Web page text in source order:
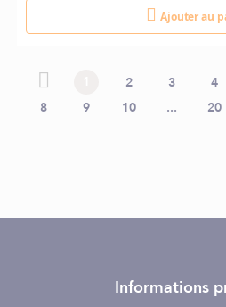
Ajouter au
Page précédente
précédente
Vous lisez actuellement
Page
2 Page
3 4
Page
8 Page
9 Page
10 ... 20
Informations